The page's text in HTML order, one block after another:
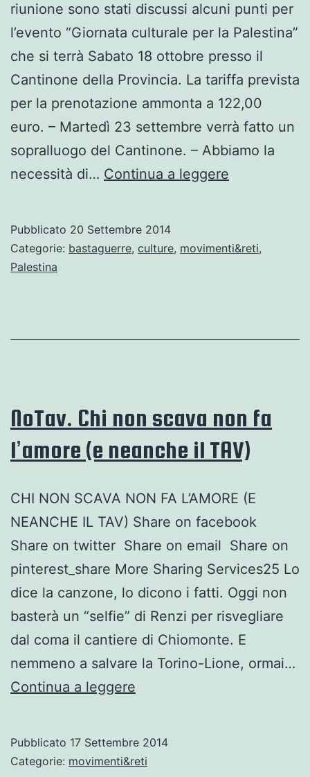
riunione sono stati discussi alcuni punti per
l’evento “Giornata culturale per la Palestina”
che si terrà Sabato 18 ottobre presso il
Cantinone della Provincia. La tariffa prevista
per la prenotazione ammonta a 122,00
euro. – Martedì 23 settembre verrà fatto un
sopralluogo del Cantinone. – Abbiamo la
necessità di… Continua a leggere
Palestina
Pubblicato 20 Settembre 2014
Categorie: bastaguerre, culture, movimenti&reti,
Palestina
NoTav. Chi non scava non fa
l’amore (e neanche il TAV)
CHI NON SCAVA NON FA L’AMORE (E
NEANCHE IL TAV) Share on facebook
Share on twitter Share on email Share on
pinterest_share More Sharing Services25 Lo
dice la canzone, lo dicono i fatti. Oggi non
basterà un “selfie” di Renzi per risvegliare
dal coma il cantiere di Chiomonte. E
nemmeno a salvare la Torino-Lione, ormai…
Continua a leggere
scava
Pubblicato 17 Settembre 2014
Categorie: movimenti&reti